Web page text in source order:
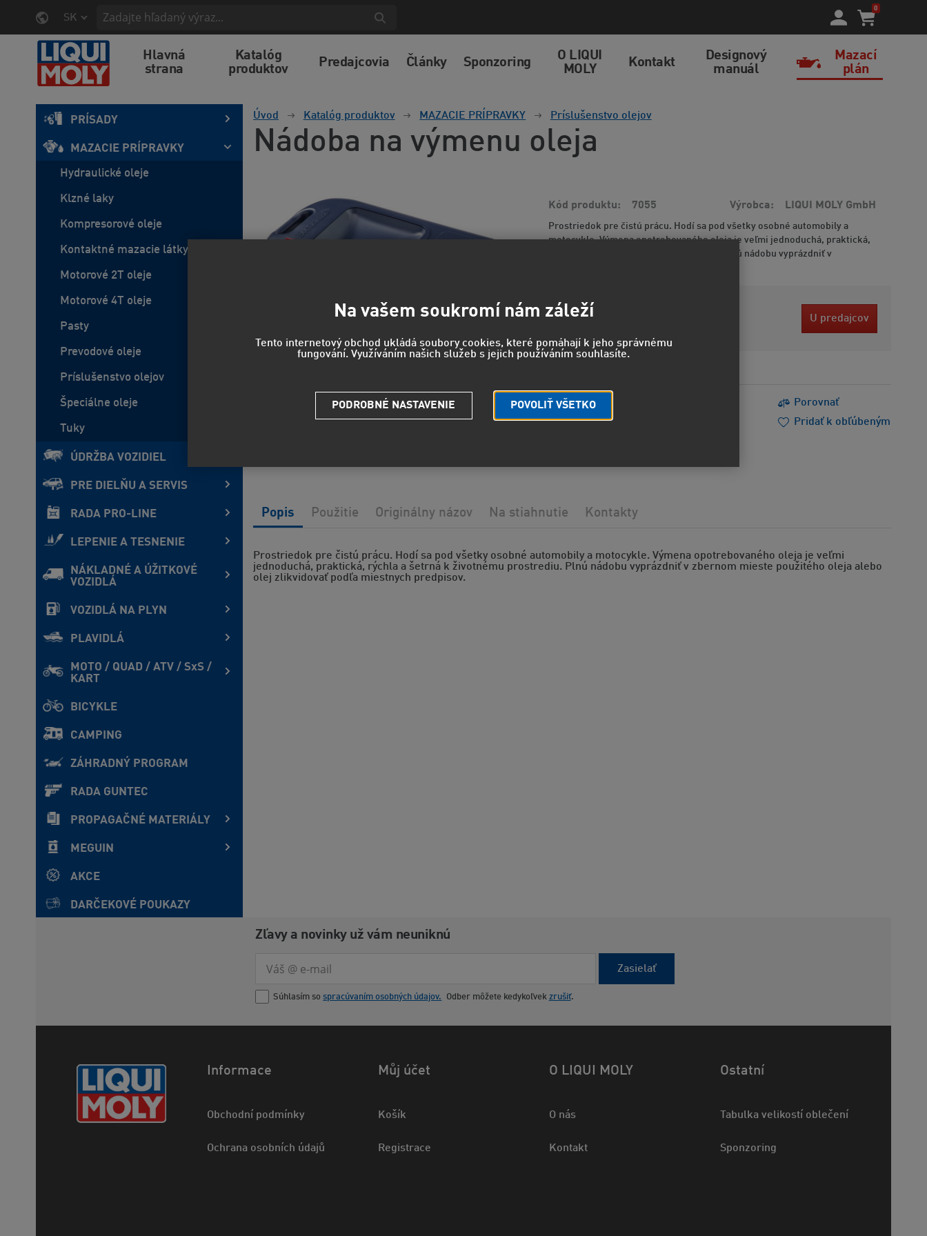
SK
0
Hlavná
strana
Katalóg
produktov
Predajcovia Články Sponzoring
O LIQUI
MOLY
Kontakt
Designový
manuál
Mazací
plán
PRÍSADY
MAZACIE PRÍPRAVKY
Hydraulické oleje
Klzné laky
Kompresorové oleje
Kontaktné mazacie látky
Motorové 2T oleje
Motorové 4T oleje
Pasty
Prevodové oleje
Príslušenstvo olejov
Špeciálne oleje
Tuky
ÚDRŽBA VOZIDIEL
PRE DIELŇU A SERVIS
RADA PRO-LINE
LEPENIE A TESNENIE
NÁKLADNÉ A ÚŽITKOVÉ
VOZIDLÁ
VOZIDLÁ NA PLYN
PLAVIDLÁ
MOTO / QUAD / ATV / SxS /
KART
BICYKLE
CAMPING
ZÁHRADNÝ PROGRAM
RADA GUNTEC
PROPAGAČNÉ MATERIÁLY
MEGUIN
AKCE
DARČEKOVÉ POUKAZY
Úvod Katalóg produktov MAZACIE PRÍPRAVKY Príslušenstvo olejov
Nádoba na výmenu oleja
Kód produktu 7055 Výrobca LIQUI MOLY GmbH
Prostriedok pre čistú prácu. Hodí sa pod všetky osobné automobily a
motocykle. Výmena opotrebovaného oleja je veľmi jednoduchá, praktická,
rýchla a šetrná k životnému prostrediu. Plnú nádobu vyprázdniť v
26,92 EUR U predajcov
Strážny pes
Porovnať
Potrebujem poradiť
Pridať k obľúbeným
Prostriedok pre čistú prácu. Hodí sa pod všetky osobné automobily a motocykle. Výmena opotrebovaného oleja je veľmi
jednoduchá, praktická, rýchla a šetrná k životnému prostrediu. Plnú nádobu vyprázdniť v zbernom mieste použitého oleja alebo
olej zlikvidovať podľa miestnych predpisov.
Popis Použitie Originálny názov Na stiahnutie Kontakty
Zľavy a novinky už vám neuniknú
Zasielať
Súhlasím so spracúvaním osobných údajov. Odber môžete kedykoľvek zrušiť.
Informace
Obchodní podmínky
Ochrana osobních údajů
Můj účet
Košík
Registrace
O LIQUI MOLY
O nás
Kontakt
Ostatní
Tabulka velikostí oblečení
Sponzoring
Na vašem soukromí nám záleží
Tento internetový obchod ukládá soubory cookies, které pomáhají k jeho správnému
fungování. Využíváním našich služeb s jejich používáním souhlasíte.
POVOLIŤ VŠETKO
PODROBNÉ NASTAVENIE